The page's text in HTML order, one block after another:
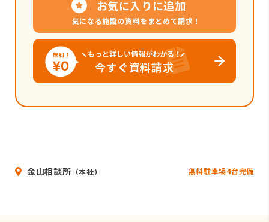
お気に入りに追加
気になる施設の資料をまとめて請求！
もっと詳しい情報がわかる！
今すぐ資料請求
金山相談所 （本社） 無料駐車場4台完備